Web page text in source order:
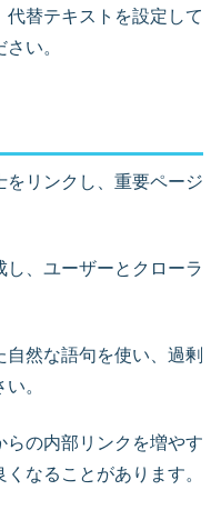
替テキストを設定して
い。
リンクし、重要ページ
、ユーザーとクローラ
然な語句を使い、過剰
。
らの内部リンクを増やす
なることがあります。